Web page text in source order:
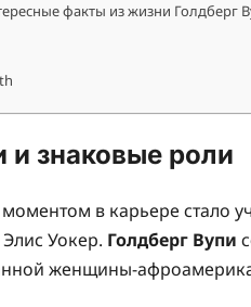
факты из жизни Голдберг
и знаковые роли
в карьере стало
Уокер. Голдберг Вупи
женщины-